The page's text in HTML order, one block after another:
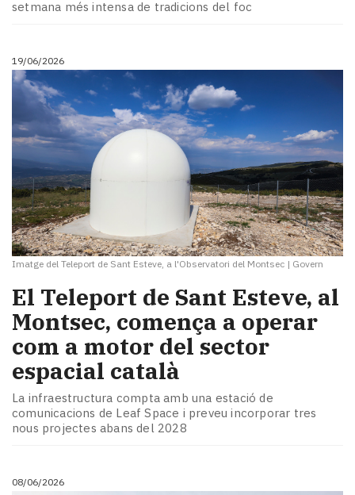
setmana més intensa de tradicions del foc
19/06/2026
Imatge del Teleport de Sant Esteve, a l'Observatori del Montsec | Govern
El Teleport de Sant Esteve, al
Montsec, comença a operar
com a motor del sector
espacial català
La infraestructura compta amb una estació de
comunicacions de Leaf Space i preveu incorporar tres
nous projectes abans del 2028
08/06/2026